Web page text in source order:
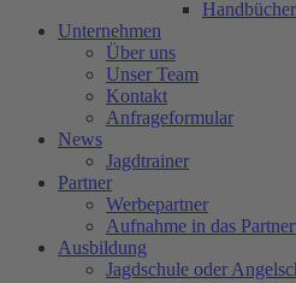
Unternehmen
Über uns
Unser Team
Kontakt
Anfrageformular
News
Jagdtrainer
Partner
Werbepartner
Aufnahme in das
Ausbildung
Jagdschule oder